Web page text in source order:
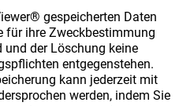
gespeicherten Daten
für ihre Zweckbestimmung
der Löschung keine
entgegenstehen.
kann jederzeit mit
werden, indem Sie